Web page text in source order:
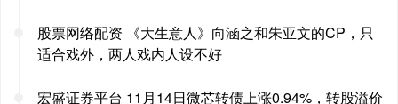
股票网络配资 《大生意人》向涵之和朱亚文的CP，只
适合戏外，两人戏内人设不好
宏盛证券平台 11月14日微芯转债上涨0.94%，转股溢价